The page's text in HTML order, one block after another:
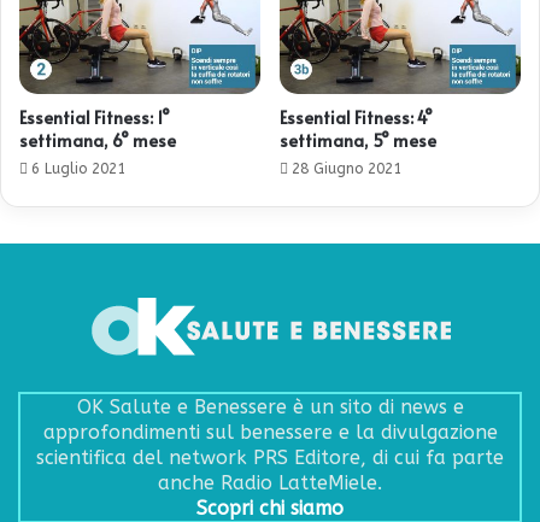
Essential Fitness: 1°
settimana, 6° mese
6 Luglio 2021
Essential Fitness: 4°
settimana, 5° mese
28 Giugno 2021
OK Salute e Benessere è un sito di news e
approfondimenti sul benessere e la divulgazione
scientifica del network PRS Editore, di cui fa parte
anche Radio LatteMiele.
Scopri chi siamo